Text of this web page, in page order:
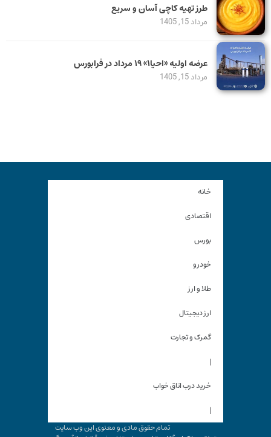
طرز تهیه کاچی آسان و سریع
مرداد 15, 1405
عرضه اولیه «احیا۱» ۱۹ مرداد در فرابورس
مرداد 15, 1405
خانه
اقتصادی
بورس
خودرو
طلا و ارز
ارز دیجیتال
گمرک و تجارت
|
خرید درب اتاق خواب
|
تمام حقوق مادی و معنوی این وب سایت